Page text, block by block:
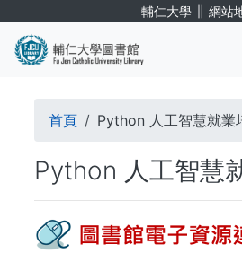
輔仁大學 ∥ 網站
導
連
結
首頁 Python 人工智慧就業
Python 人工智慧